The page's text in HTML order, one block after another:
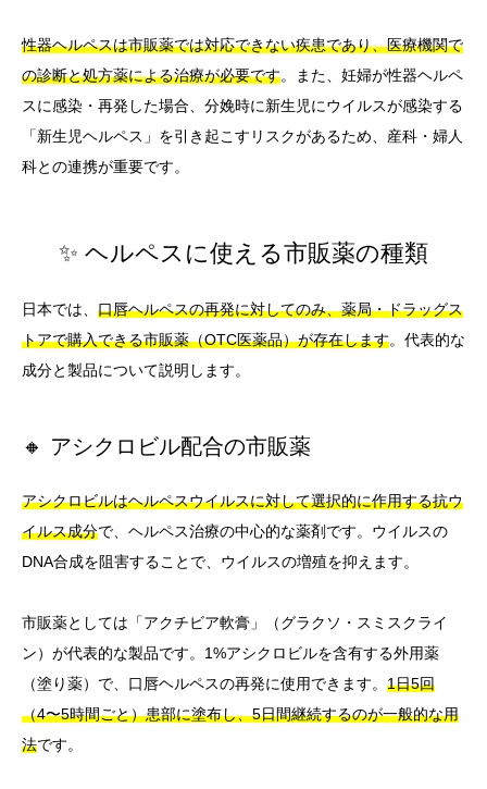
性器ヘルペスは市販薬では対応できない疾患であり、医療機関で
の診断と処方薬による治療が必要です。また、妊婦が性器ヘルペ
スに感染・再発した場合、分娩時に新生児にウイルスが感染する
「新生児ヘルペス」を引き起こすリスクがあるため、産科・婦人
科との連携が重要です。
✨ ヘルペスに使える市販薬の種類
日本では、 口唇ヘルペスの再発に対してのみ、薬局・ドラッグス
トアで購入できる市販薬（OTC医薬品）が存在します。代表的な
成分と製品について説明します。
🔸 アシクロビル配合の市販薬
アシクロビルはヘルペスウイルスに対して選択的に作用する抗ウ
イルス成分で、ヘルペス治療の中心的な薬剤です。ウイルスの
DNA合成を阻害することで、ウイルスの増殖を抑えます。
市販薬としては「アクチビア軟膏」（グラクソ・スミスクライ
ン）が代表的な製品です。1%アシクロビルを含有する外用薬
（塗り薬）で、口唇ヘルペスの再発に使用できます。 1日5回
（4〜5時間ごと）患部に塗布し、5日間継続するのが一般的な用
法です。